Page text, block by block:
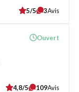
5/5 3Avis
Ouvert
4,8/5 109Avis